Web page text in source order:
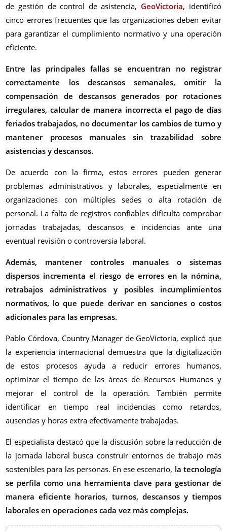
de gestión de control de asistencia, GeoVictoria, identificó
cinco errores frecuentes que las organizaciones deben evitar
para garantizar el cumplimiento normativo y una operación
eficiente.
Entre las principales fallas se encuentran no registrar
correctamente los descansos semanales, omitir la
compensación de descansos generados por rotaciones
irregulares, calcular de manera incorrecta el pago de días
feriados trabajados, no documentar los cambios de turno y
mantener procesos manuales sin trazabilidad sobre
asistencias y descansos.
De acuerdo con la firma, estos errores pueden generar
problemas administrativos y laborales, especialmente en
organizaciones con múltiples sedes o alta rotación de
personal. La falta de registros confiables dificulta comprobar
jornadas trabajadas, descansos e incidencias ante una
eventual revisión o controversia laboral.
Además, mantener controles manuales o sistemas
dispersos incrementa el riesgo de errores en la nómina,
retrabajos administrativos y posibles incumplimientos
normativos, lo que puede derivar en sanciones o costos
adicionales para las empresas.
Pablo Córdova, Country Manager de GeoVictoria, explicó que
la experiencia internacional demuestra que la digitalización
de estos procesos ayuda a reducir errores humanos,
optimizar el tiempo de las áreas de Recursos Humanos y
mejorar el control de la operación. También permite
identificar en tiempo real incidencias como retardos,
ausencias y horas extra efectivamente trabajadas.
El especialista destacó que la discusión sobre la reducción de
la jornada laboral busca construir entornos de trabajo más
sostenibles para las personas. En ese escenario, la tecnología
se perfila como una herramienta clave para gestionar de
manera eficiente horarios, turnos, descansos y tiempos
laborales en operaciones cada vez más complejas.